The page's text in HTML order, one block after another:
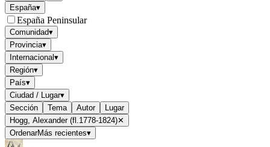
España▾
España Peninsular
Comunidad▾
Provincia▾
Internacional▾
Región▾
País▾
Ciudad / Lugar▾
Sección
Tema Autor
Lugar
Hogg, Alexander (fl.1778-1824)✕
OrdenarMás recientes▾